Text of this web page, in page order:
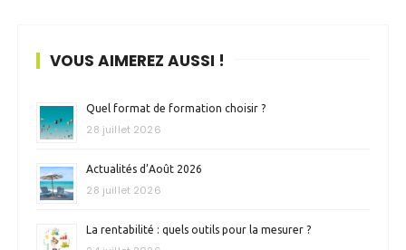
VOUS AIMEREZ AUSSI !
Quel format de formation choisir ?
28 juillet 2026
Actualités d’Août 2026
28 juillet 2026
La rentabilité : quels outils pour la mesurer ?